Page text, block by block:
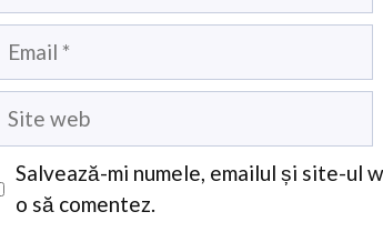
Email
Site
Salvează-mi numele, emailul și site-ul
o să comentez.